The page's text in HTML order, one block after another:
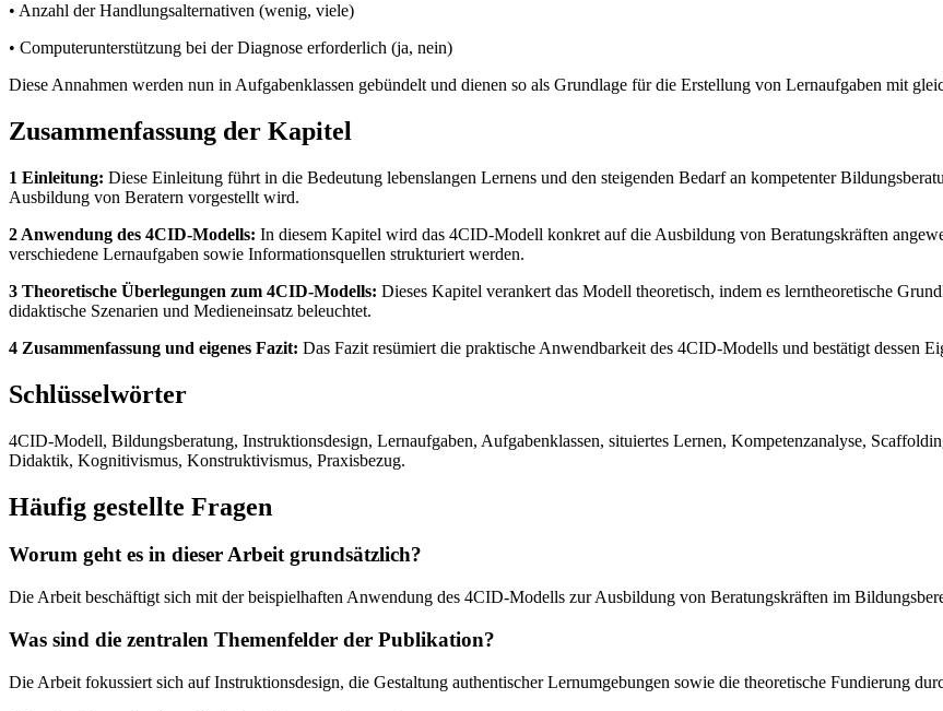
• Anzahl der Handlungsalternativen (wenig, viele)
• Computerunterstützung bei der Diagnose erforderlich (ja, nein)
Diese Annahmen werden nun in Aufgabenklassen gebündelt und dienen so als Grundlage für die Erstellung von Lernaufgaben mit
Zusammenfassung der Kapitel
1 Einleitung: Diese Einleitung führt in die Bedeutung lebenslangen Lernens und den steigenden Bedarf an kompetenter
Ausbildung von Beratern vorgestellt wird.
2 Anwendung des 4CID-Modells: In diesem Kapitel wird das 4CID-Modell konkret auf die Ausbildung von Beratungskräften
verschiedene Lernaufgaben sowie Informationsquellen strukturiert werden.
3 Theoretische Überlegungen zum 4CID-Modells: Dieses Kapitel verankert das Modell theoretisch, indem es lerntheoretische
didaktische Szenarien und Medieneinsatz beleuchtet.
4 Zusammenfassung und eigenes Fazit: Das Fazit resümiert die praktische Anwendbarkeit des 4CID-Modells und bestätigt dessen
Schlüsselwörter
4CID-Modell, Bildungsberatung, Instruktionsdesign, Lernaufgaben, Aufgabenklassen, situiertes Lernen, Kompetenzanalyse,
Didaktik, Kognitivismus, Konstruktivismus, Praxisbezug.
Häufig gestellte Fragen
Worum geht es in dieser Arbeit grundsätzlich?
Die Arbeit beschäftigt sich mit der beispielhaften Anwendung des 4CID-Modells zur Ausbildung von Beratungskräften im
Was sind die zentralen Themenfelder der Publikation?
Die Arbeit fokussiert sich auf Instruktionsdesign, die Gestaltung authentischer Lernumgebungen sowie die theoretische Fundierung